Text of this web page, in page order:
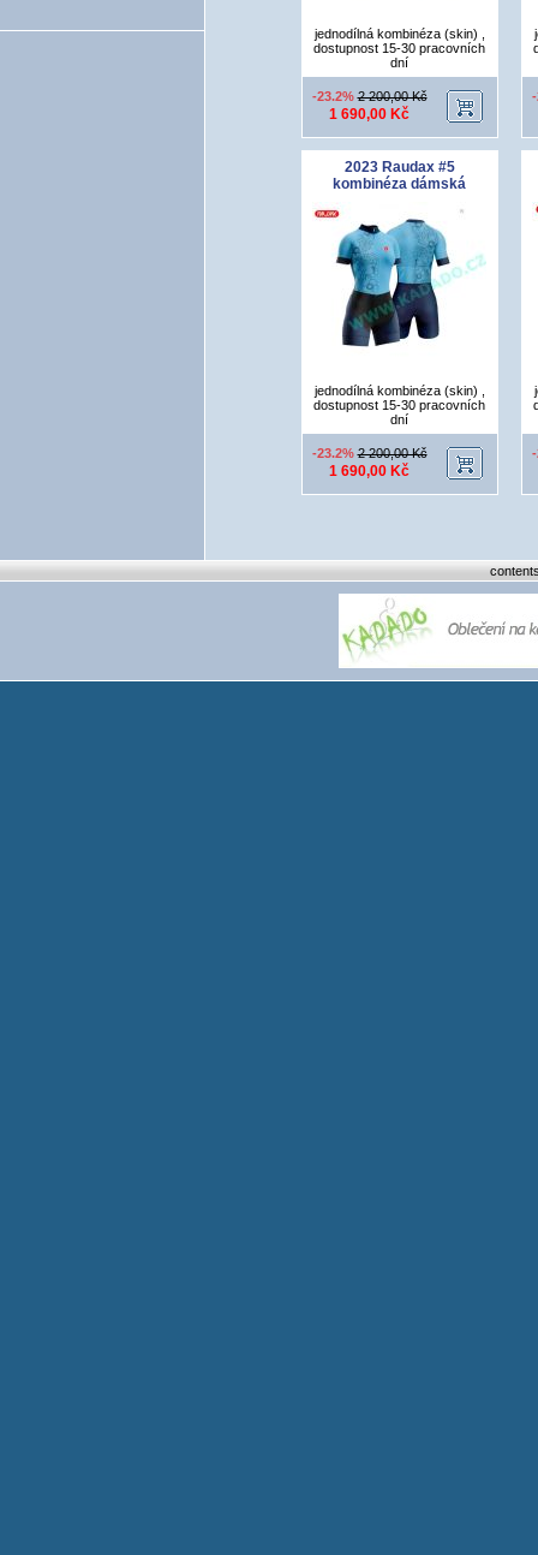
jednodílná kombinéza (skin) ,
dostupnost 15-30 pracovních
dní
-23.2%2 200,00 Kč
1 690,00 Kč
2023 Raudax #5
kombinéza dámská
jednodílná kombinéza (skin) ,
dostupnost 15-30 pracovních
dní
-23.2%2 200,00 Kč
1 690,00 Kč